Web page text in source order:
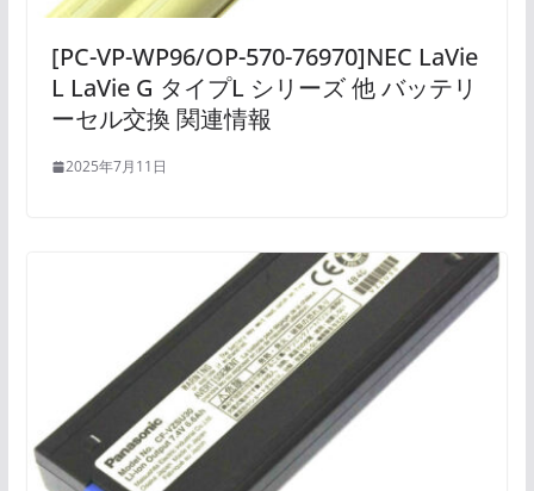
[PC-VP-WP96/OP-570-76970]NEC LaVie
L LaVie G タイプL シリーズ 他 バッテリ
ーセル交換 関連情報
2025年7月11日